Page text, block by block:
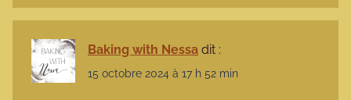
Baking with Nessa dit :
15 octobre 2024 à 17 h 52 min